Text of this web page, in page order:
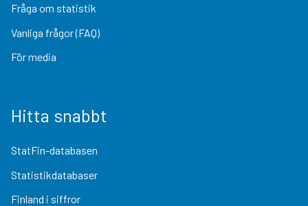
Fråga om statistik
Vanliga frågor (FAQ)
För media
Hitta snabbt
StatFin-databasen
Statistikdatabaser
Finland i siffror